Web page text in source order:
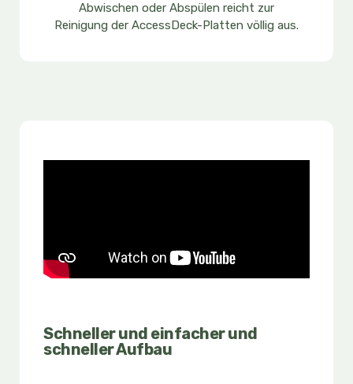
Abwischen oder Abspülen reicht zur
Reinigung der AccessDeck-Platten völlig aus.
Schneller und einfacher und
schneller Aufbau